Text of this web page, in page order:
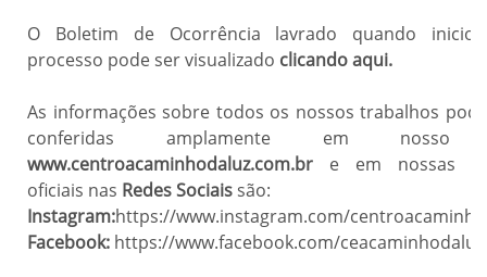
O Boletim de Ocorrência lavrado quando
processo pode ser visualizado clicando aqui.
As informações sobre todos os nossos trabalhos
conferidas amplamente em nosso
www.centroacaminhodaluz.com.br e em nossas
oficiais nas Redes Sociaissão:
Instagram:https://www.instagram.com/
Facebook: https://www.facebook.com/ceacaminhodaluz